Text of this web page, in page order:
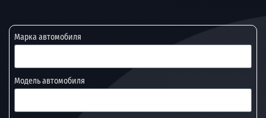
Марка автомобиля
Модель автомобиля